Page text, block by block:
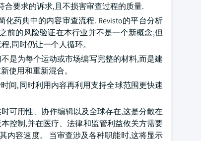
要求的诉求,且不损害审查过程的质量.
化药典中的内容审查流程. Revisto的平台分析
前的风险验证在本行业并不是一个新概念,但
,同时仍让一个人循环。
是为每个运动或市场编写完整的材料,而是建
使用和重新混合。
间,同时利用内容再利用支持全球范围更快速
可用性、协作编辑以及全球存在,这是分散在
控制,并在医疗、法律和监管利益攸关方需要
内容速度。 当审查涉及各种职能时,这将显示